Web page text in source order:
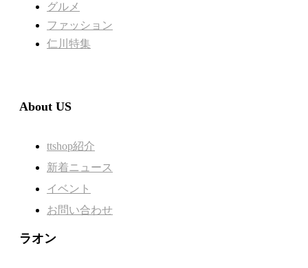
グルメ
ファッション
仁川特集
About US
ttshop紹介
新着ニュース
イベント
お問い合わせ
ラオン